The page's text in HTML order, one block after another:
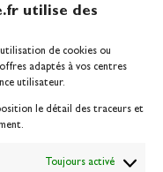
utilise des
de cookies ou
adaptés à vos centres
utilisateur.
le détail des traceurs et
Toujours activé